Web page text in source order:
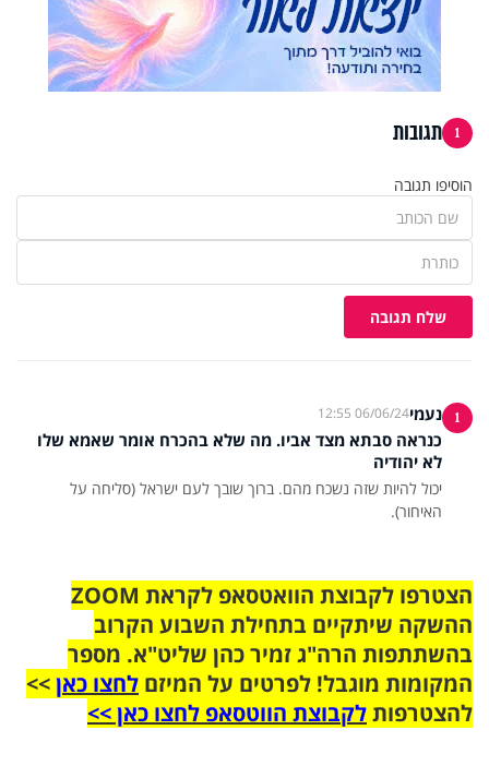
1 תגובות
הוסיפו תגובה
שלח תגובה
1 נעמי06/06/24 12:55
כנראה סבתא מצד אביו. מה שלא בהכרח אומר שאמא שלו
לא יהודיה
יכול להיות שזה נשכח מהם. ברוך שובך לעם ישראל (סליחה על
האיחור).
הצטרפו לקבוצת הוואטסאפ לקראת ZOOM
ההשקה שיתקיים בתחילת השבוע הקרוב
בהשתתפות הרה"ג זמיר כהן שליט"א. מספר
המקומות מוגבל! לפרטים על המיזם לחצו כאן>>
להצטרפותלקבוצת הווטסאפ לחצו כאן >>